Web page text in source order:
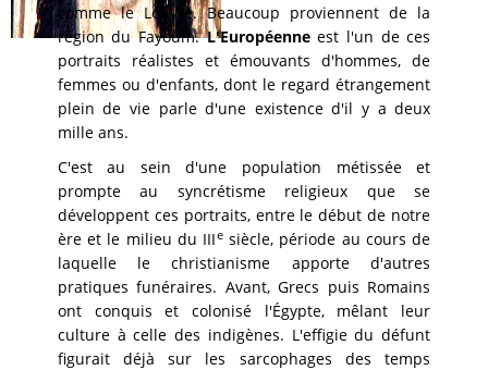
comme le Louvre. Beaucoup proviennent de la
région du Fayoum.L'Européenneest l'un de ces
portraits réalistes et émouvants d'hommes, de
femmes ou d'enfants, dont le regard étrangement
plein de vie parle d'une existence d'il y a deux
mille ans.
C'est au sein d'une population métissée et
prompte au syncrétisme religieux que se
développent ces portraits, entre le début de notre
ère et le milieu du IIIesiècle, période au cours de
laquelle le christianisme apporte d'autres
pratiques funéraires. Avant, Grecs puis Romains
ont conquis et colonisé l'Égypte, mêlant leur
culture à celle des indigènes. L'effigie du défunt
figurait déjà sur les sarcophages des temps